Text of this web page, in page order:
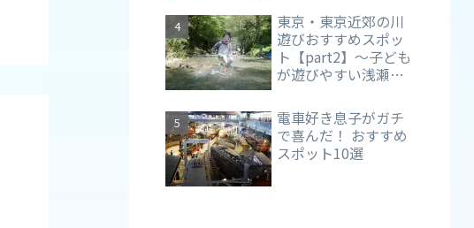
摩】（東京・多摩
市）
東京・東京近郊の川
遊びおすすめスポッ
ト【part2】～子ども
が遊びやすい浅瀬が
電車好き息子がガチ
で喜んだ！ おすすめ
スポット10選